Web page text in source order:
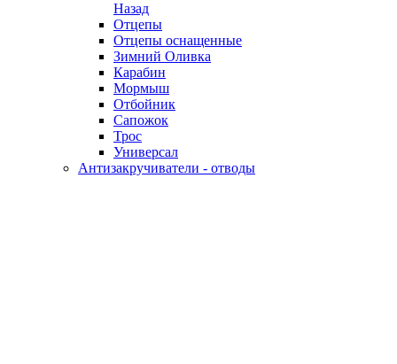
Назад
Отцепы
Отцепы оснащенные
Зимний Оливка
Карабин
Мормыш
Отбойник
Сапожок
Трос
Универсал
Антизакручиватели - отводы